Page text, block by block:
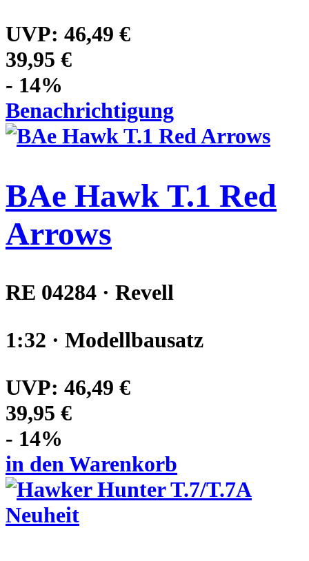
UVP: 46,49 €
39,95 €
- 14%
Benachrichtigung
BAe Hawk T.1 Red
Arrows
RE 04284 · Revell
1:32 · Modellbausatz
UVP: 46,49 €
39,95 €
- 14%
in den Warenkorb
Neuheit